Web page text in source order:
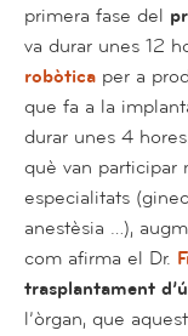
primera fase del
va durar unes 12
robòtica per a
que fa a la
durar unes 4
què van participar
especialitats
anestèsia …),
com afirma el Dr.
trasplantament
l’òrgan, que